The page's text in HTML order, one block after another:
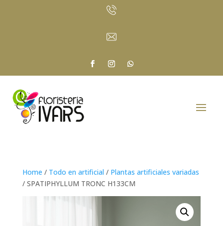
Home / Todo en artificial / Plantas artificiales variadas
/ SPATIPHYLLUM TRONC H133CM